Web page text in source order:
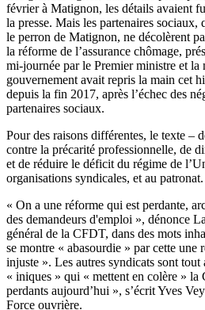
février à Matignon, les détails avaient
la presse. Mais les partenaires sociaux,
le perron de Matignon, ne décolèrent
la réforme de l’assurance chômage,
mi-journée par le Premier ministre et
gouvernement avait repris la main cet
depuis la fin 2017, après l’échec des
partenaires sociaux.
Pour des raisons différentes, le texte –
contre la précarité professionnelle, de
et de réduire le déficit du régime de
organisations syndicales, et au patronat.
« On a une réforme qui est perdante,
des demandeurs d'emploi », dénonce
général de la CFDT, dans des mots
se montre « abasourdie » par cette une
injuste ». Les autres syndicats sont tout
« iniques » qui « mettent en colère » la
perdants aujourd’hui », s’écrit Yves
Force ouvrière.